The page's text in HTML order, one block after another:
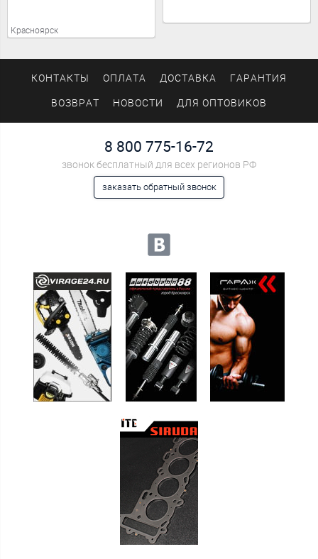
Красноярск
КОНТАКТЫ ОПЛАТА ДОСТАВКА ГАРАНТИЯ
ВОЗВРАТ НОВОСТИ ДЛЯ ОПТОВИКОВ
8 800 775-16-72
звонок бесплатный для всех регионов РФ
заказать обратный звонок